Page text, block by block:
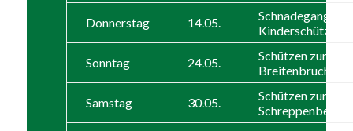
Donnerstag 14.05.
Schnadegang und
Sonntag 24.05.
Schützen zum SF
Breitenbruch
Samstag 30.05.
Schützen zum SF
Schreppenberg